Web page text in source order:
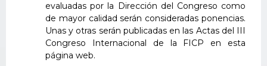
evaluadas por la Dirección del Congreso como
de mayor calidad serán consideradas ponencias.
Unas y otras serán publicadas en las Actas del III
Congreso Internacional de la FICP en esta
página web.